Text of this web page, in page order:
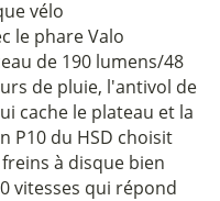
vélo
le phare Valo
de 190 lumens/48
de pluie, l'antivol de
cache le plateau et la
P10 du HSD choisit
à disque bien
vitesses qui répond